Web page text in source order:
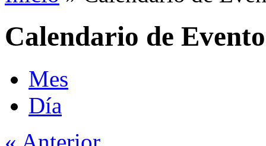
Calendario de
Mes
Día